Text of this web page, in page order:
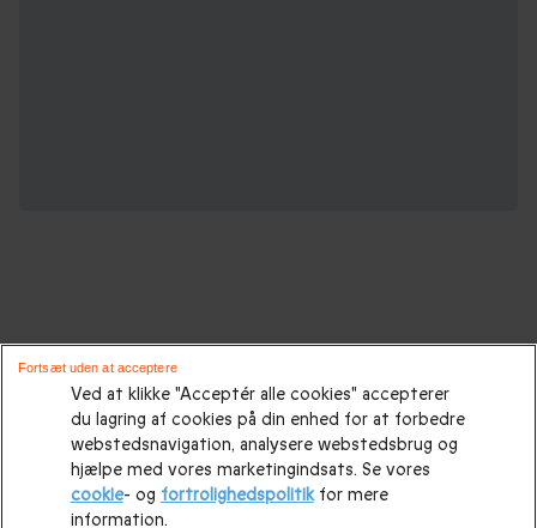
Oplevelsesgaver til enhver lejlighed :
Gaveidéer|Gaveidéer til ham |Gaver til hende|Gaver til
|Fødselsdagsgaver|Morsdagsgave| Farsdagsgaver
Bryllupsgave. |Bryllupsdagsgave|Julegaveidéer
Ved at klikke "Acceptér alle cookies" accepterer
du lagring af cookies på din enhed for at forbedre
webstedsnavigation, analysere webstedsbrug og
hjælpe med vores marketingindsats. Se vores
cookie- og fortrolighedspolitikfor mere
information.
Fortsæt uden at acceptere